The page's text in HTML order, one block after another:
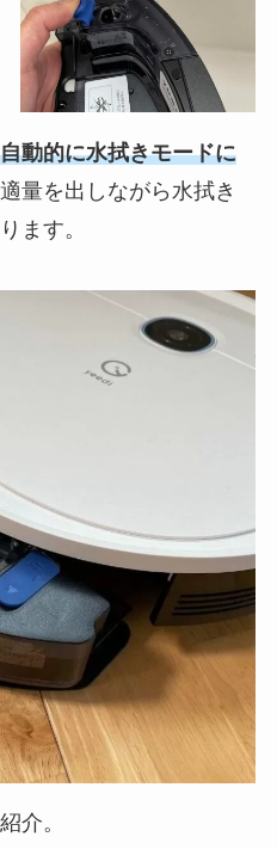
自動的に水拭きモードに
量を出しながら水拭き
ます。
介。